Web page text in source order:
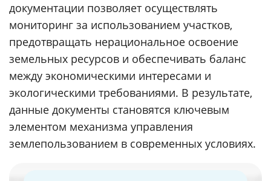
документации позволяет осуществлять
мониторинг за использованием участков,
предотвращать нерациональное освоение
земельных ресурсов и обеспечивать баланс
между экономическими интересами и
экологическими требованиями. В результате,
данные документы становятся ключевым
элементом механизма управления
землепользованием в современных условиях.